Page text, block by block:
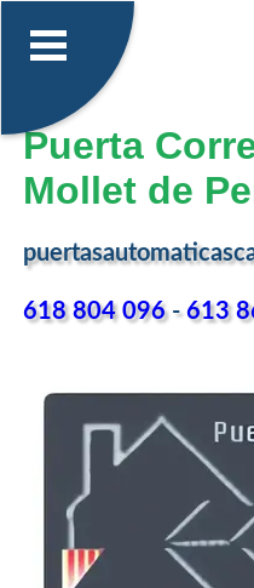
Puerta
Mollet de
618 804 096-613